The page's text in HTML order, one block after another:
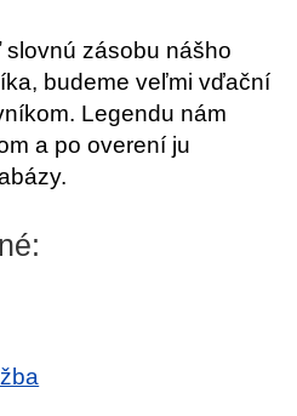
zásobu nášho
budeme veľmi vďační
Legendu nám
a po overení ju